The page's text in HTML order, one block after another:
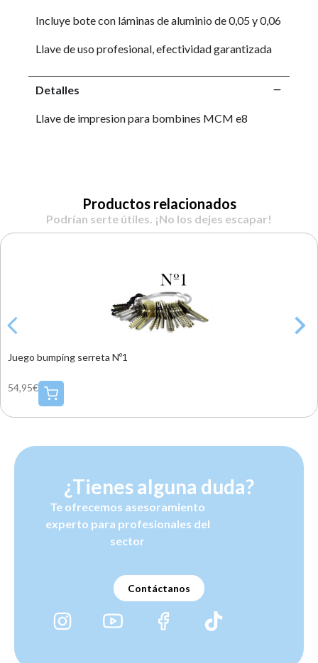
Incluye bote con láminas de aluminio de 0,05 y 0,06
Llave de uso profesional, efectividad garantizada
Detalles
Llave de impresion para bombines MCM e8
Productos relacionados
Podrían serte útiles. ¡No los dejes escapar!
Juego bumping serreta Nº1
54,95€
¿Tienes alguna duda?
Te ofrecemos asesoramiento
experto para profesionales del
sector
Contáctanos